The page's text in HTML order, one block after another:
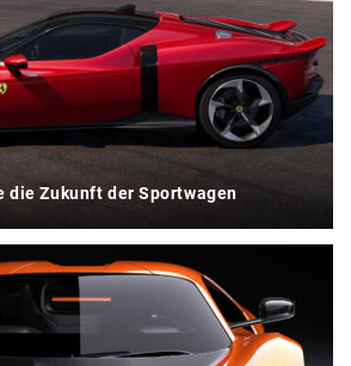
die Zukunft der Sportwagen